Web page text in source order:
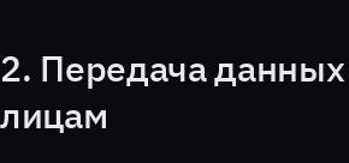
2. Передача
лицам